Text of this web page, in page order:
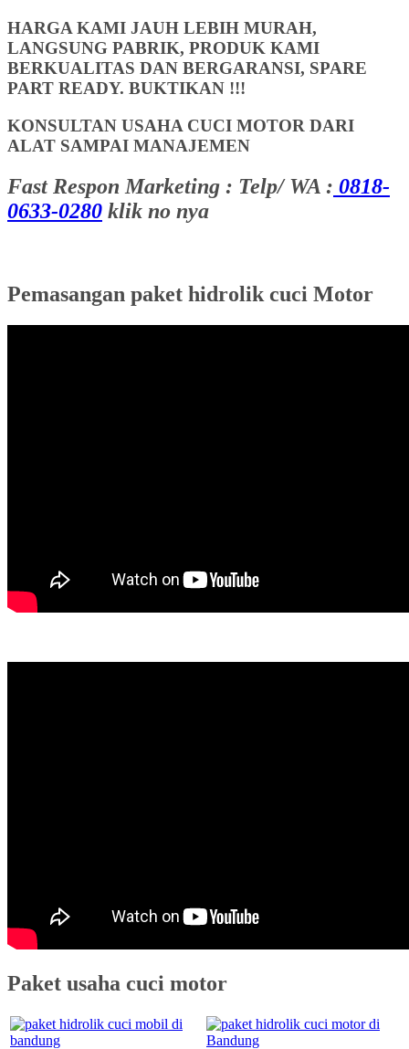
HARGA KAMI JAUH LEBIH MURAH,
LANGSUNG PABRIK, PRODUK KAMI
BERKUALITAS DAN BERGARANSI, SPARE
PART READY. BUKTIKAN !!!
KONSULTAN USAHA CUCI MOTOR DARI
ALAT SAMPAI MANAJEMEN
Fast Respon Marketing : Telp/ WA : 0818-
0633-0280 klik no nya
Pemasangan paket hidrolik cuci Motor
Paket usaha cuci motor